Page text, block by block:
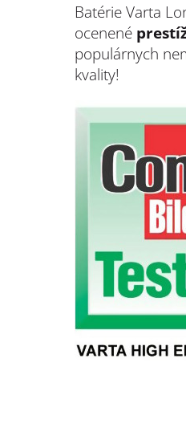
BatérieVarta
ocenené
populárnych
kvality!